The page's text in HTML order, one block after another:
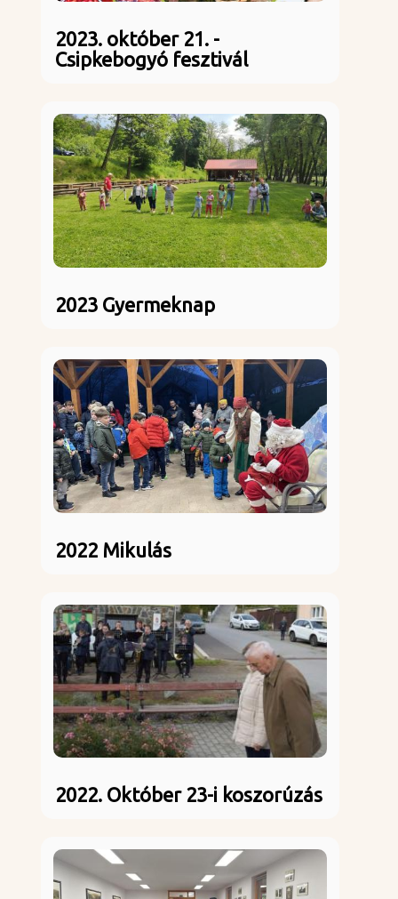
2023. október 21. -
Csipkebogyó fesztivál
2023 Gyermeknap
2022 Mikulás
2022. Október 23-i koszorúzás